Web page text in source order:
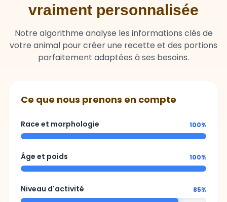
vraiment personnalisée
Notre algorithme analyse les informations clés de
votre animal pour créer une recette et des portions
parfaitement adaptées à ses besoins.
Ce que nous prenons en compte
Race et morphologie 100%
Âge et poids 100%
Niveau d'activité 85%